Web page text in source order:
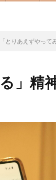
「とりあえずやって
」精